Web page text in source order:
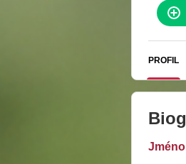
PROFIL